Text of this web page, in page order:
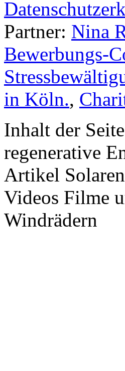
Partner: Nina
Bewerbungs-
in Köln.,
Inhalt der
regenerative
Artikel
Videos Filme
Windrädern